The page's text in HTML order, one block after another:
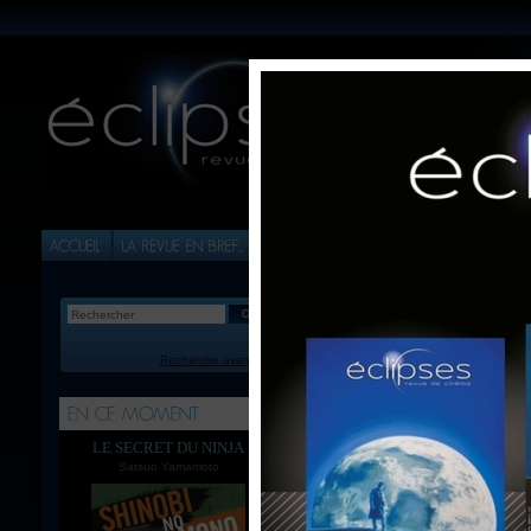
Recherche avancée
LE SECRET DU NINJA
Satsuo Yamamoto
Commander sur
vous mettez dans
Ces cookies ne sont
cookies et que vous